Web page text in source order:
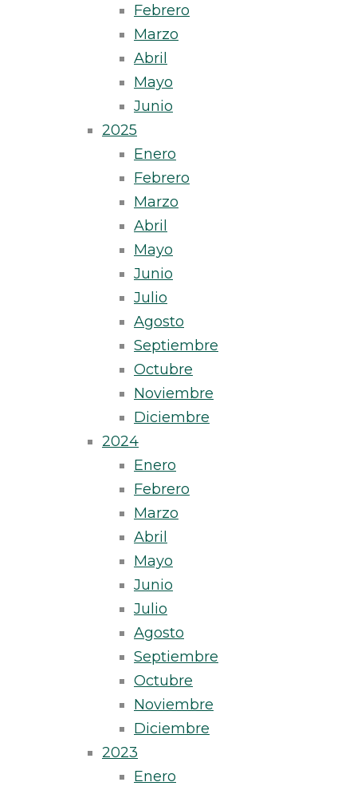
Febrero
Marzo
Abril
Mayo
Junio
2025
Enero
Febrero
Marzo
Abril
Mayo
Junio
Julio
Agosto
Septiembre
Octubre
Noviembre
Diciembre
2024
Enero
Febrero
Marzo
Abril
Mayo
Junio
Julio
Agosto
Septiembre
Octubre
Noviembre
Diciembre
2023
Enero